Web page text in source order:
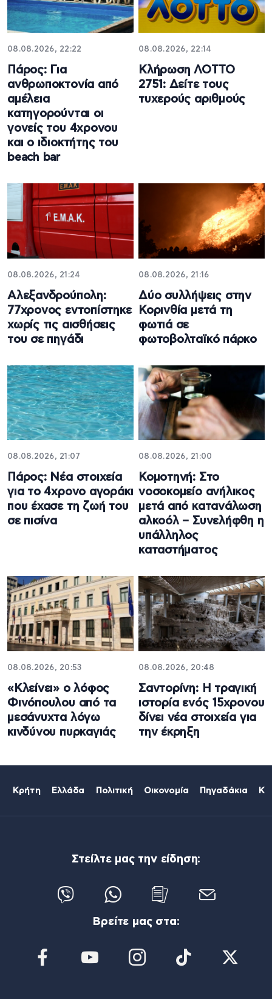
08.08.2026, 22:22
Πάρος: Για
ανθρωποκτονία από
αμέλεια
κατηγορούνται οι
γονείς του 4χρονου
και ο ιδιοκτήτης του
beach bar
08.08.2026, 22:14
Κλήρωση ΛΟΤΤΟ
2751: Δείτε τους
τυχερούς αριθμούς
08.08.2026, 21:24
Αλεξανδρούπολη:
77χρονος εντοπίστηκε
χωρίς τις αισθήσεις
του σε πηγάδι
08.08.2026, 21:16
Δύο συλλήψεις στην
Κορινθία μετά τη
φωτιά σε
φωτοβολταϊκό πάρκο
08.08.2026, 21:07
Πάρος: Νέα στοιχεία
για το 4χρονο αγοράκι
που έχασε τη ζωή του
σε πισίνα
08.08.2026, 21:00
Κομοτηνή: Στο
νοσοκομείο ανήλικος
μετά από κατανάλωση
αλκοόλ – Συνελήφθη η
υπάλληλος
καταστήματος
08.08.2026, 20:53
«Κλείνει» ο λόφος
Φινόπουλου από τα
μεσάνυχτα λόγω
κινδύνου πυρκαγιάς
08.08.2026, 20:48
Σαντορίνη: Η τραγική
ιστορία ενός 15χρονου
δίνει νέα στοιχεία για
την έκρηξη
Κρήτη Ελλάδα Πολιτική Οικονομία Πηγαδάκια
Στείλτε μας την είδηση:
Βρείτε μας στα: